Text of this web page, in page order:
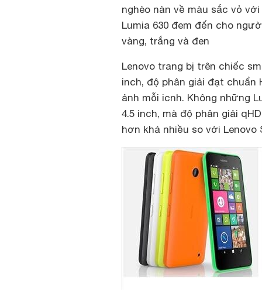
nghèo nàn về màu sắc vỏ
Lumia 630 đem đến cho
vàng, trắng và đen
Lenovo trang bị trên chiếc
inch, độ phân giải đạt chuẩn
ảnh mỗi icnh. Không những
4.5 inch, mà độ phân giải
hơn khá nhiều so với Lenovo